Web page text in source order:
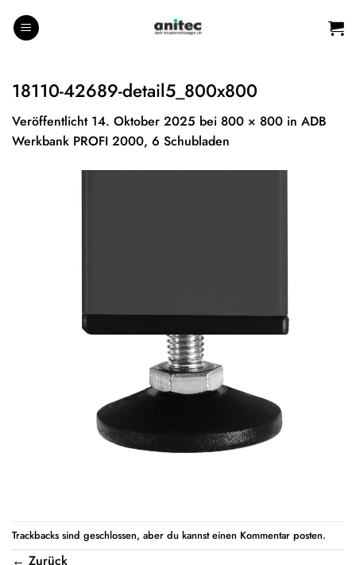
Inhalt
18110-42689-detail5_800x800
Veröffentlicht 14. Oktober 2025 bei 800 × 800 in ADB
Werkbank PROFI 2000, 6 Schubladen
Trackbacks sind geschlossen, aber du kannst einen Kommentar posten.
← Zurück